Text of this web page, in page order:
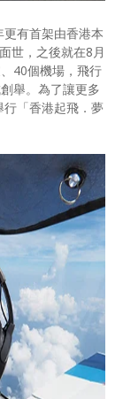
有首架由香港本
世，之後就在8月
40個機場，飛行
舉。為了讓更多
「香港起飛．夢